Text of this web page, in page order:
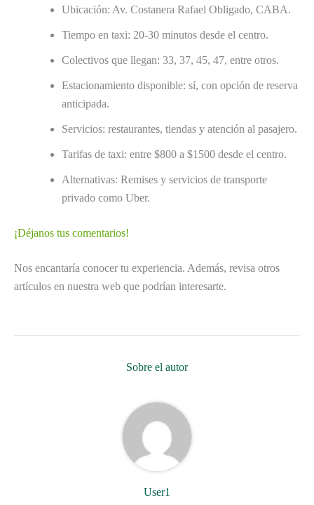
Ubicación: Av. Costanera Rafael Obligado, CABA.
Tiempo en taxi: 20-30 minutos desde el centro.
Colectivos que llegan: 33, 37, 45, 47, entre otros.
Estacionamiento disponible: sí, con opción de reserva
anticipada.
Servicios: restaurantes, tiendas y atención al pasajero.
Tarifas de taxi: entre $800 a $1500 desde el centro.
Alternativas: Remises y servicios de transporte
privado como Uber.
¡Déjanos tus comentarios!
Nos encantaría conocer tu experiencia. Además, revisa otros
artículos en nuestra web que podrían interesarte.
Sobre el autor
User1